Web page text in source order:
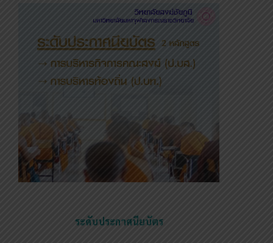
ระดับประกาศนียบัตร